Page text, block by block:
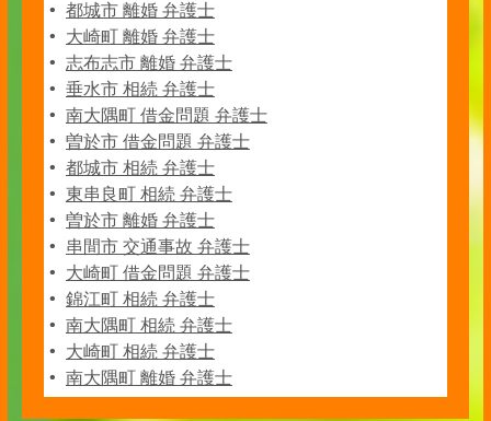
都城市 離婚 弁護士
大崎町 離婚 弁護士
志布志市 離婚 弁護士
垂水市 相続 弁護士
南大隅町 借金問題 弁護士
曽於市 借金問題 弁護士
都城市 相続 弁護士
東串良町 相続 弁護士
曽於市 離婚 弁護士
串間市 交通事故 弁護士
大崎町 借金問題 弁護士
錦江町 相続 弁護士
南大隅町 相続 弁護士
大崎町 相続 弁護士
南大隅町 離婚 弁護士